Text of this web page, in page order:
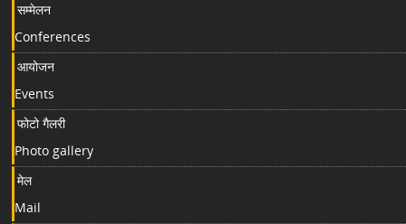
सम्मेलन
Conferences
आयोजन
Events
फोटो गैलरी
Photo gallery
मेल
Mail